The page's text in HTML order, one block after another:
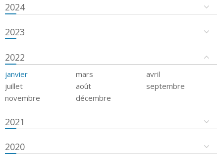
2024
2023
2022
janvier mars
avril
juillet
août
septembre
novembre
décembre
2021
2020